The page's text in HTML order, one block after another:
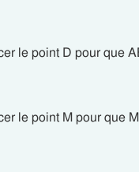
le point D pour que
le point M pour que